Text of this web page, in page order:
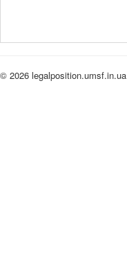
© 2026 legalposition.umsf.in.ua